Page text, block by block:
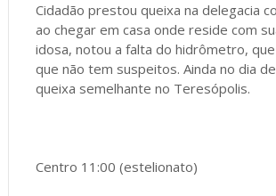
Cidadão prestou queixa na delegacia
ao chegar em casa onde reside com
idosa, notou a falta do hidrômetro,
que não tem suspeitos. Ainda no dia
queixa semelhante no Teresópolis.
Centro 11:00 (estelionato)